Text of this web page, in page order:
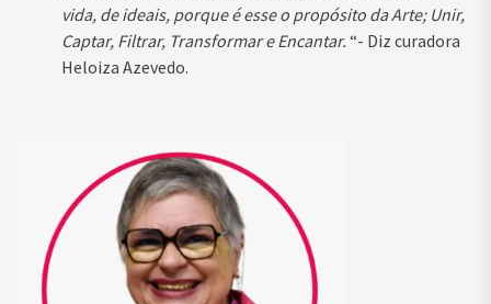
vida, de ideais, porque é esse o propósito da Arte; Unir,
Captar, Filtrar, Transformar e Encantar. “- Diz curadora
Heloiza Azevedo.